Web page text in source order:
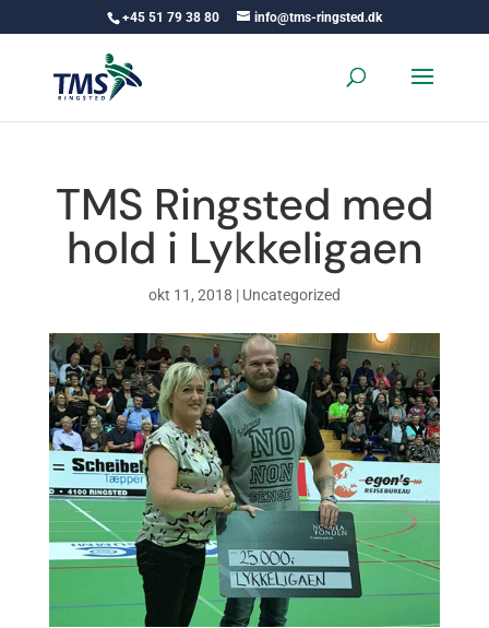
+45 51 79 38 80 info@tms-ringsted.dk
TMS Ringsted med
hold i Lykkeligaen
okt 11, 2018 | Uncategorized